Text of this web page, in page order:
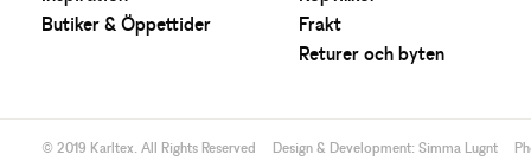
Butiker & Öppettider
Frakt
Returer och byten
© 2019 Karltex. All Rights Reserved Design & Development: Simma Lugnt